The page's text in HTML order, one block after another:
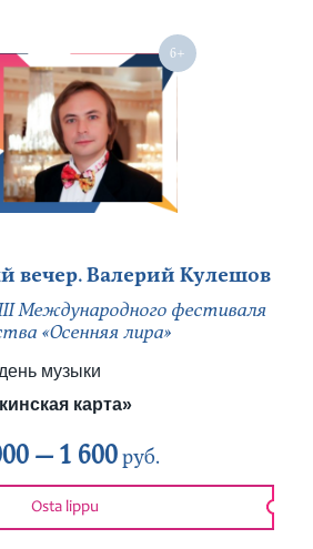
вечер. Валерий Кулешов
Международного фестиваля
«Осенняя лира»
музыки
карта»
— 1 600руб.
Osta lippu